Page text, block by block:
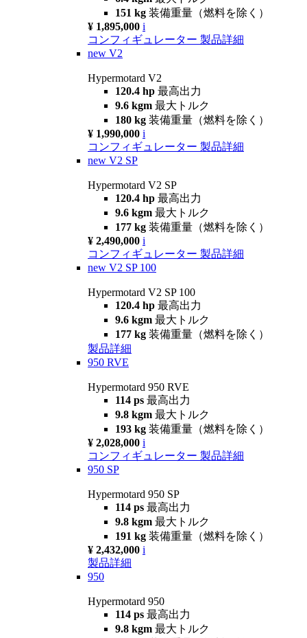
151 kg 装備重量（燃料を除く）
¥ 1,895,000 i
コンフィギュレーター 製品詳細
new V2
Hypermotard V2
120.4 hp 最高出力
9.6 kgm 最大トルク
180 kg 装備重量（燃料を除く）
¥ 1,990,000 i
コンフィギュレーター 製品詳細
new V2 SP
Hypermotard V2 SP
120.4 hp 最高出力
9.6 kgm 最大トルク
177 kg 装備重量（燃料を除く）
¥ 2,490,000 i
コンフィギュレーター 製品詳細
new V2 SP 100
Hypermotard V2 SP 100
120.4 hp 最高出力
9.6 kgm 最大トルク
177 kg 装備重量（燃料を除く）
製品詳細
950 RVE
Hypermotard 950 RVE
114 ps 最高出力
9.8 kgm 最大トルク
193 kg 装備重量（燃料を除く）
¥ 2,028,000 i
コンフィギュレーター 製品詳細
950 SP
Hypermotard 950 SP
114 ps 最高出力
9.8 kgm 最大トルク
191 kg 装備重量（燃料を除く）
¥ 2,432,000 i
製品詳細
950
Hypermotard 950
114 ps 最高出力
9.8 kgm 最大トルク